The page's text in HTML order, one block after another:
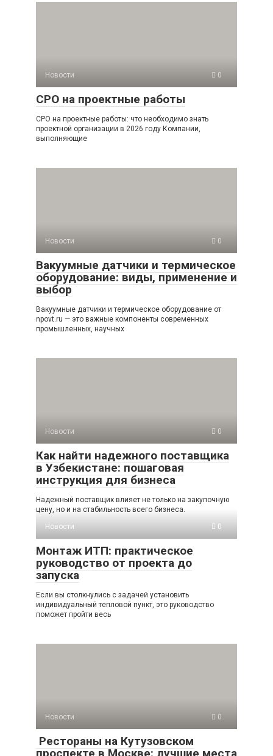
Новости 0
СРО на проектные работы
СРО на проектные работы: что необходимо знать
проектной организации в 2026 году Компании,
выполняющие
Новости 0
Вакуумные датчики и термическое
оборудование: виды, применение и
выбор
Вакуумные датчики и термическое оборудование от
npovt.ru — это важные компоненты современных
промышленных, научных
Новости 0
Как найти надежного поставщика
в Узбекистане: пошаговая
инструкция для бизнеса
Надежный поставщик влияет не только на закупочную
цену, но и на стабильность всего бизнеса.
Новости
0
Монтаж ИТП: практическое
руководство от проекта до
запуска
Если вы столкнулись с задачей установить
индивидуальный тепловой пункт, это руководство
поможет пройти весь
Новости 0
Рестораны на Кутузовском